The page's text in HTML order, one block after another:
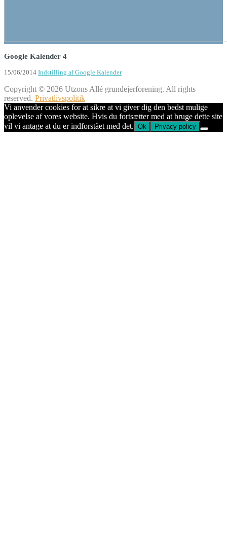
Google Kalender 4
15/06/2014 Indstilling af Google Kalender
Copyright © 2026 Utzons Allé grundejerforening. All rights
reserved. Privatlivspolitik
Vi anvender cookies for at sikre at vi giver dig den bedst mulige
oplevelse af vores website. Hvis du fortsætter med at bruge dette site
vil vi antage at du er indforstået med det. Ok Privacy policy